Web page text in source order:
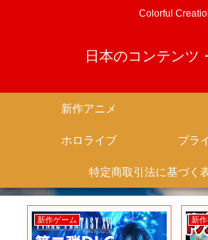
Colorful
日本のコンテンツ
新作アニメ
ホロライブ
新作ゲーム 新